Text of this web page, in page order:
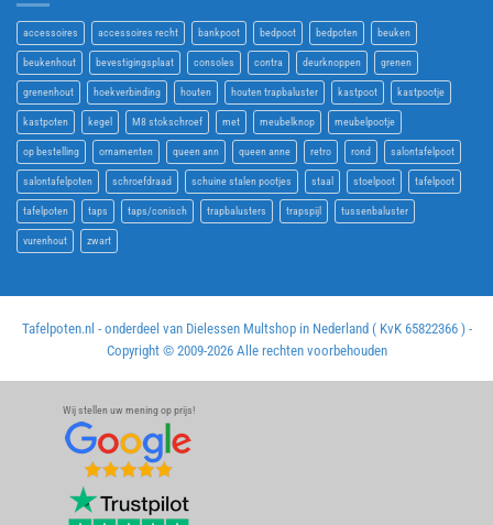
accessoires accessoires recht bankpoot bedpoot bedpoten beuken
beukenhout bevestigingsplaat consoles contra deurknoppen grenen
grenenhout hoekverbinding houten houten trapbaluster kastpoot kastpootje
kastpoten kegel M8 stokschroef met meubelknop meubelpootje
op bestelling ornamenten queen ann queen anne retro rond salontafelpoot
salontafelpoten schroefdraad schuine stalen pootjes staal stoelpoot tafelpoot
tafelpoten taps taps/conisch trapbalusters trapspijl tussenbaluster
vurenhout zwart
Tafelpoten.nl - onderdeel van Dielessen Multshop in Nederland ( KvK 65822366 ) -
Copyright © 2009-2026 Alle rechten voorbehouden
Wij stellen uw mening op prijs!